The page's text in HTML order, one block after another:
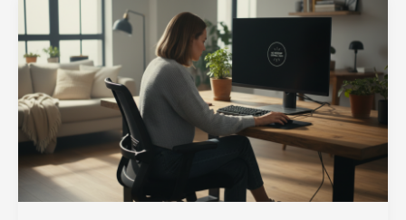
d’opérateur
Internet
:
combien
de
temps
sans
connexion